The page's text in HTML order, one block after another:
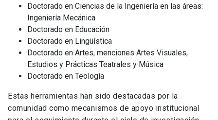
Doctorado en Ciencias de la Ingeniería en las áreas:
Ingeniería Mecánica
Doctorado en Educación
Doctorado en Lingüística
Doctorado en Artes, menciones Artes Visuales,
Estudios y Prácticas Teatrales y Música
Doctorado en Teología
Estas herramientas han sido destacadas por la
comunidad como mecanismos de apoyo institucional